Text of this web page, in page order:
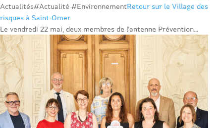
Actualités#Actualité #EnvironnementRetour sur le Village des
risques à Saint-Omer
Le vendredi 22 mai, deux membres de l’antenne Prévention...